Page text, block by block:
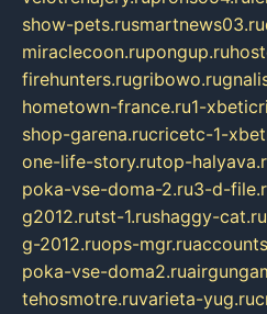
show-pets.rusmartnews03.ru
miraclecoon.rupongup.ru
firehunters.rugribowo.ru
hometown-france.ru1-
shop-garena.rucricetc-1-
one-life-story.rutop-
poka-vse-doma-2.ru3-d-
g2012.rutst-1.rushaggy-cat.ru
g-2012.ruops-mgr.ru
poka-vse-doma2.ru
tehosmotre.ruvarieta-yug.ru